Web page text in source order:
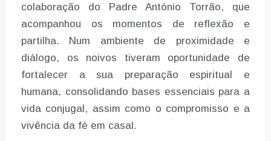
colaboração do Padre António Torrão, que
acompanhou os momentos de reflexão e
partilha. Num ambiente de proximidade e
diálogo, os noivos tiveram oportunidade de
fortalecer a sua preparação espiritual e
humana, consolidando bases essenciais para a
vida conjugal, assim como o compromisso e a
vivência da fé em casal.